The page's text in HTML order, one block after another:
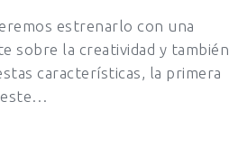
estrenarlo con una
sobre la creatividad y también
características, la primera
este…